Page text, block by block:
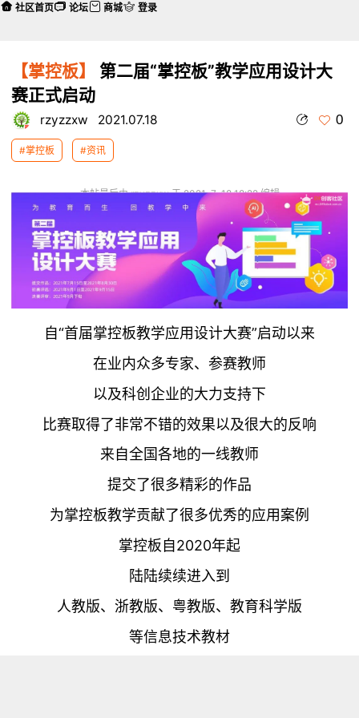
【掌控板】
第二届“掌控板”教学应用设计大
赛正式启动
rzyzzxw 2021.07.18 0
#掌控板 #资讯
本帖最后由 rzyzzxw 于 2021-7-18 18:22 编辑
自“首届掌控板教学应用设计大赛”启动以来
在业内众多专家、参赛教师
以及科创企业的大力支持下
比赛取得了非常不错的效果以及很大的反响
来自全国各地的一线教师
提交了很多精彩的作品
为掌控板教学贡献了很多优秀的应用案例
掌控板自2020年起
陆陆续续进入到
人教版、浙教版、粤教版、教育科学版
等信息技术教材
社区首页 论坛 商城 登录